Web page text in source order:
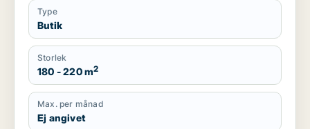
Type
Butik
Storlek
180 - 220 m2
Max. per månad
Ej angivet